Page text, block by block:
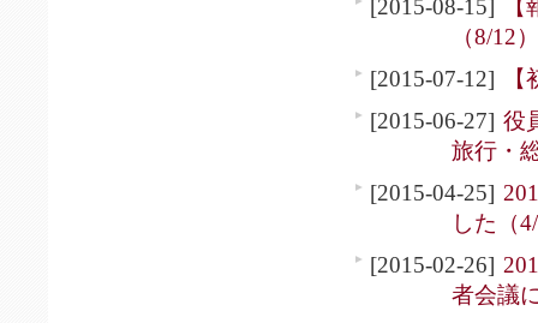
[2015-08-15]
（8/12）
[2015-07-12]
[2015-06-27] 役
旅行・
[2015-04-25]
した（
[2015-02-26]
者会議